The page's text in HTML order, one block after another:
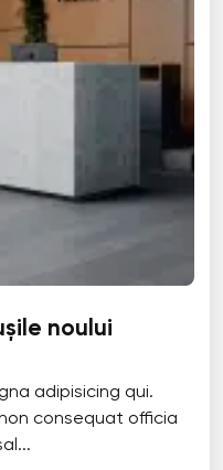
noului
adipisicing qui.
consequat officia